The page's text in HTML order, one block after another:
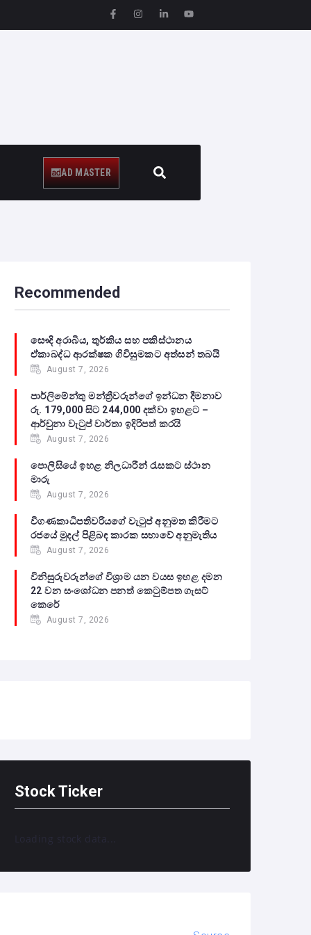
AD MASTER
Recommended
සෞදි අරාබිය, තුර්කිය සහ පකිස්ථානය
ඒකාබද්ධ ආරක්ෂක ගිවිසුමකට අත්සන් තබයි
August 7, 2026
පාර්ලිමේන්තු මන්ත්‍රීවරුන්ගේ ඉන්ධන දීමනාව
රු. 179,000 සිට 244,000 දක්වා ඉහළට –
ආර්චුනා වැටුප් වාර්තා ඉදිරිපත් කරයි
August 7, 2026
පොලිසියේ ඉහළ නිලධාරීන් රැසකට ස්ථාන
මාරු
August 7, 2026
විගණකාධිපතිවරියගේ වැටුප් අනුමත කිරීමට
රජයේ මුදල් පිළිබඳ කාරක සභාවේ අනුමැතිය
August 7, 2026
විනිසුරුවරුන්ගේ විශ්‍රාම යන වයස ඉහළ දමන
22 වන සංශෝධන පනත් කෙටුම්පත ගැසට්
කෙරේ
August 7, 2026
Stock Ticker
Loading stock data...